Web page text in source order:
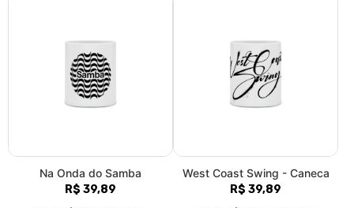
Na Onda do Samba
R$ 39,89
West Coast Swing - Caneca
R$ 39,89